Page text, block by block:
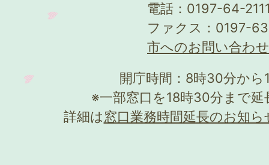
電話：0197-64-
ファクス：0197-
市へのお問い合わ
開庁時間：8時30分か
※一部窓口を18時30分まで
詳細は窓口業務時間延長のお知ら